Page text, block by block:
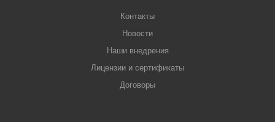
Контакты
Новости
Наши внедрения
Лицензии и сертификаты
Договоры